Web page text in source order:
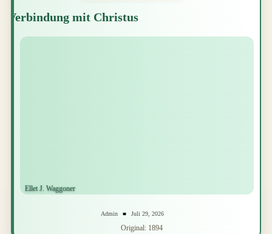
Verbindung mit Christus
Admin Juli 29, 2026
Original: 1894